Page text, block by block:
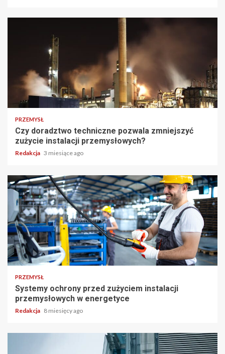
PRZEMYSŁ
Czy doradztwo techniczne pozwala zmniejszyć
zużycie instalacji przemysłowych?
Redakcja 3 miesiące ago
PRZEMYSŁ
Systemy ochrony przed zużyciem instalacji
przemysłowych w energetyce
Redakcja 8 miesięcy ago